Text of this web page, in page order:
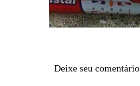
Deixe seu comentário